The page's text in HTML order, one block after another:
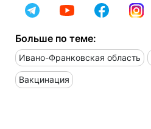
Больше по теме:
Ивано-Франковская область
Вакцинация